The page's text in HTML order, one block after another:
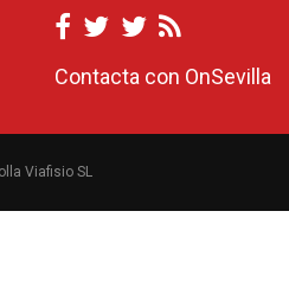
Contacta con OnSevilla
Viafisio SL